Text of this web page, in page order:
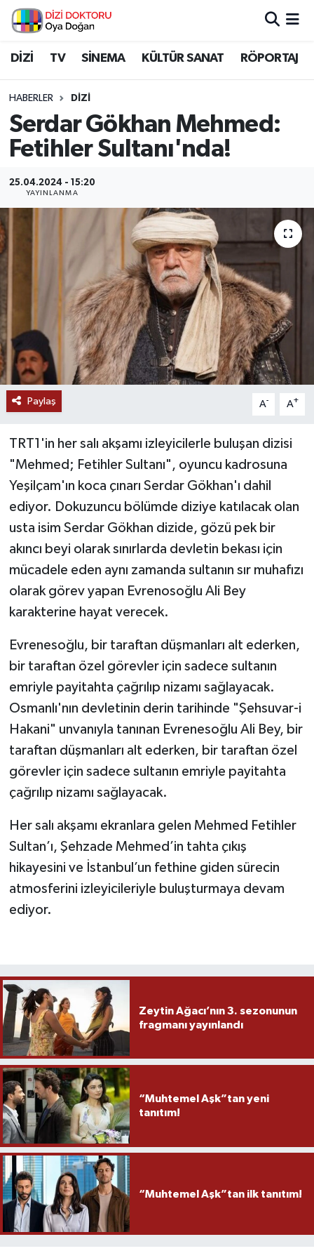
DİZİ TV SİNEMA KÜLTÜR SANAT RÖPORTAJ
HABERLER DİZİ
Serdar Gökhan Mehmed:
Fetihler Sultanı'nda!
25.04.2024 - 15:20
YAYINLANMA
Paylaş A- A+
TRT1'in her salı akşamı izleyicilerle buluşan dizisi
"Mehmed; Fetihler Sultanı", oyuncu kadrosuna
Yeşilçam'ın koca çınarı Serdar Gökhan'ı dahil
ediyor. Dokuzuncu bölümde diziye katılacak olan
usta isim Serdar Gökhan dizide, gözü pek bir
akıncı beyi olarak sınırlarda devletin bekası için
mücadele eden aynı zamanda sultanın sır muhafızı
olarak görev yapan Evrenosoğlu Ali Bey
karakterine hayat verecek.
Evrenesoğlu, bir taraftan düşmanları alt ederken,
bir taraftan özel görevler için sadece sultanın
emriyle payitahta çağrılıp nizamı sağlayacak.
Osmanlı'nın devletinin derin tarihinde "Şehsuvar-i
Hakani" unvanıyla tanınan Evrenesoğlu Ali Bey, bir
taraftan düşmanları alt ederken, bir taraftan özel
görevler için sadece sultanın emriyle payitahta
çağrılıp nizamı sağlayacak.
Her salı akşamı ekranlara gelen Mehmed Fetihler
Sultan’ı, Şehzade Mehmed’in tahta çıkış
hikayesini ve İstanbul’un fethine giden sürecin
atmosferini izleyicileriyle buluşturmaya devam
ediyor.
Zeytin Ağacı’nın 3. sezonunun
fragmanı yayınlandı
“Muhtemel Aşk”tan yeni
tanıtım!
“Muhtemel Aşk”tan ilk tanıtım!
İstanbul Nöbetçi Eczaneler
İstanbul Namaz Vakitleri
İstanbul Trafik Yoğunluk Haritası
Süper Lig Puan Durumu ve Fikstür
Son Dakika Haberleri
Haber Arşivi